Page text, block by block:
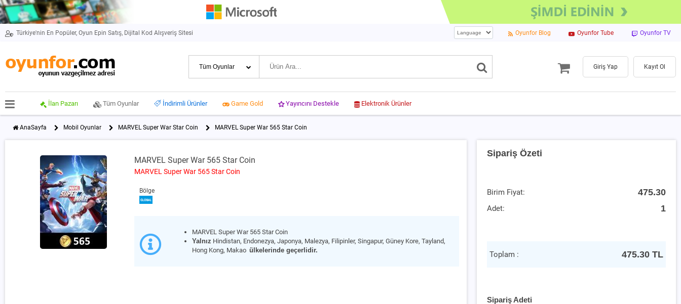
Türkiye'nin En Popüler, Oyun Epin Satış, Dijital Kod Alışveriş Sitesi Oyunfor Blog Oyunfor Tube Oyunfor TV
Giriş Yap Kayıt Ol
İlan Pazarı Tüm Oyunlar İndirimli Ürünler Game Gold Yayıncını Destekle Elektronik Ürünler
AnaSayfa Mobil Oyunlar MARVEL Super War Star Coin MARVEL Super War 565 Star Coin
MARVEL Super War 565 Star Coin
MARVEL Super War 565 Star Coin
Bölge
MARVEL Super War 565 Star Coin
Yalnız Hindistan, Endonezya, Japonya, Malezya, Filipinler, Singapur, Güney Kore, Tayland,
Hong Kong, Makaoülkelerinde geçerlidir.
Sipariş Özeti
Birim Fiyat: 475.30
Adet: 1
Toplam : 475.30 TL
Sipariş Adeti